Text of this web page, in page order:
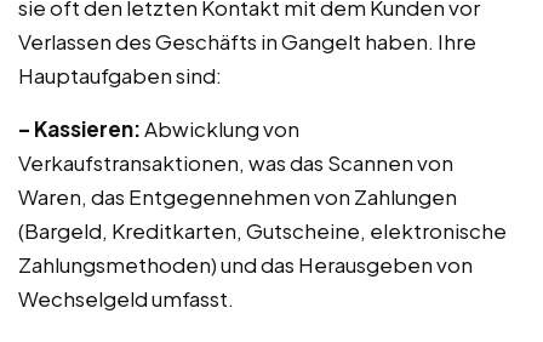
sie oft den letzten Kontakt mit dem Kunden vor
Verlassen des Geschäfts in Gangelt haben. Ihre
Hauptaufgaben sind:
– Kassieren:Abwicklung von
Verkaufstransaktionen, was das Scannen von
Waren, das Entgegennehmen von Zahlungen
(Bargeld, Kreditkarten, Gutscheine, elektronische
Zahlungsmethoden) und das Herausgeben von
Wechselgeld umfasst.